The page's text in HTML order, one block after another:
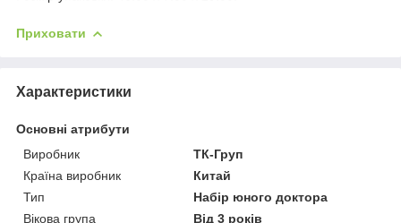
Приховати
Характеристики
Основні атрибути
Виробник
ТК-Груп
Країна виробник
Китай
Тип
Набір юного доктора
Вікова група
Від 3 років